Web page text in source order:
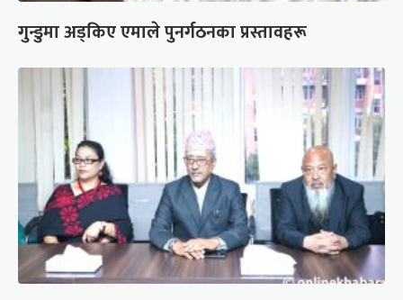
गुन्डुमा अड्किए एमाले पुनर्गठनका प्रस्तावहरू